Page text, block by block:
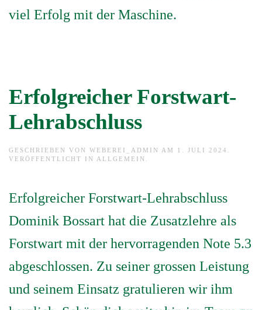
viel Erfolg mit der Maschine.
Erfolgreicher Forstwart-
Lehrabschluss
GESCHRIEBEN VON WEBEREI_ADMIN AM 1. JULI 2024
VERÖFFENTLICHT IN ALLGEMEIN
Erfolgreicher Forstwart-Lehrabschluss
Dominik Bossart hat die Zusatzlehre als
Forstwart mit der hervorragenden Note 5.3
abgeschlossen. Zu seiner grossen Leistung
und seinem Einsatz gratulieren wir ihm